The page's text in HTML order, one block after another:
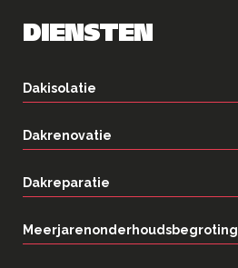
DIENSTEN
Dakisolatie
Dakrenovatie
Dakreparatie
Meerjarenonderhoudsbegroting